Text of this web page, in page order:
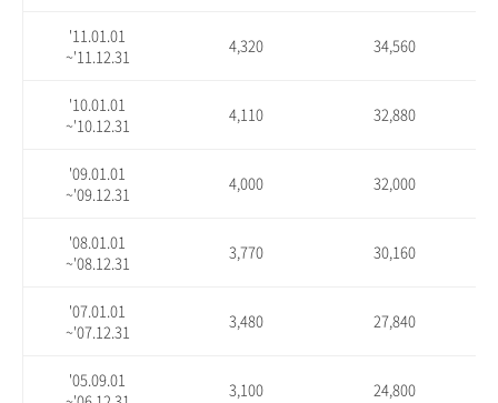
'11.01.01
~'11.12.31
4,320 34,560
'10.01.01
~'10.12.31
4,110 32,880
'09.01.01
~'09.12.31
4,000 32,000
'08.01.01
~'08.12.31
3,770 30,160
'07.01.01
~'07.12.31
3,480 27,840
'05.09.01
3,100 24,800